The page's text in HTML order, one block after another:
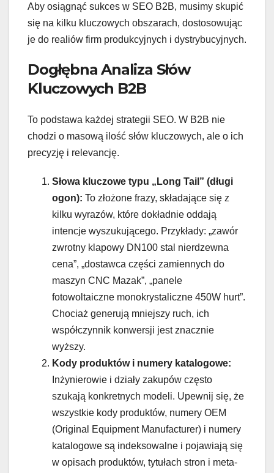
Aby osiągnąć sukces w SEO B2B, musimy skupić
się na kilku kluczowych obszarach, dostosowując
je do realiów firm produkcyjnych i dystrybucyjnych.
Dogłębna Analiza Słów
Kluczowych B2B
To podstawa każdej strategii SEO. W B2B nie
chodzi o masową ilość słów kluczowych, ale o ich
precyzję i relevancję.
Słowa kluczowe typu „Long Tail” (długi
ogon): To złożone frazy, składające się z
kilku wyrazów, które dokładnie oddają
intencje wyszukującego. Przykłady: „zawór
zwrotny klapowy DN100 stal nierdzewna
cena”, „dostawca części zamiennych do
maszyn CNC Mazak”, „panele
fotowoltaiczne monokrystaliczne 450W hurt”.
Chociaż generują mniejszy ruch, ich
współczynnik konwersji jest znacznie
wyższy.
Kody produktów i numery katalogowe:
Inżynierowie i działy zakupów często
szukają konkretnych modeli. Upewnij się, że
wszystkie kody produktów, numery OEM
(Original Equipment Manufacturer) i numery
katalogowe są indeksowalne i pojawiają się
w opisach produktów, tytułach stron i meta-